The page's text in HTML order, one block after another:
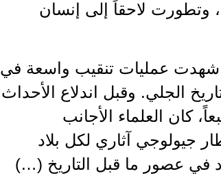
وتطورت لاحقاً إلى إنسان
شهدت عمليات تنقيب واسعة في
الجلي. وقبل اندلاع الأحداث
كان العلماء الأجانب
جيولوجي آثاري لكل بلاد
في عصور ما قبل التاريخ (…)